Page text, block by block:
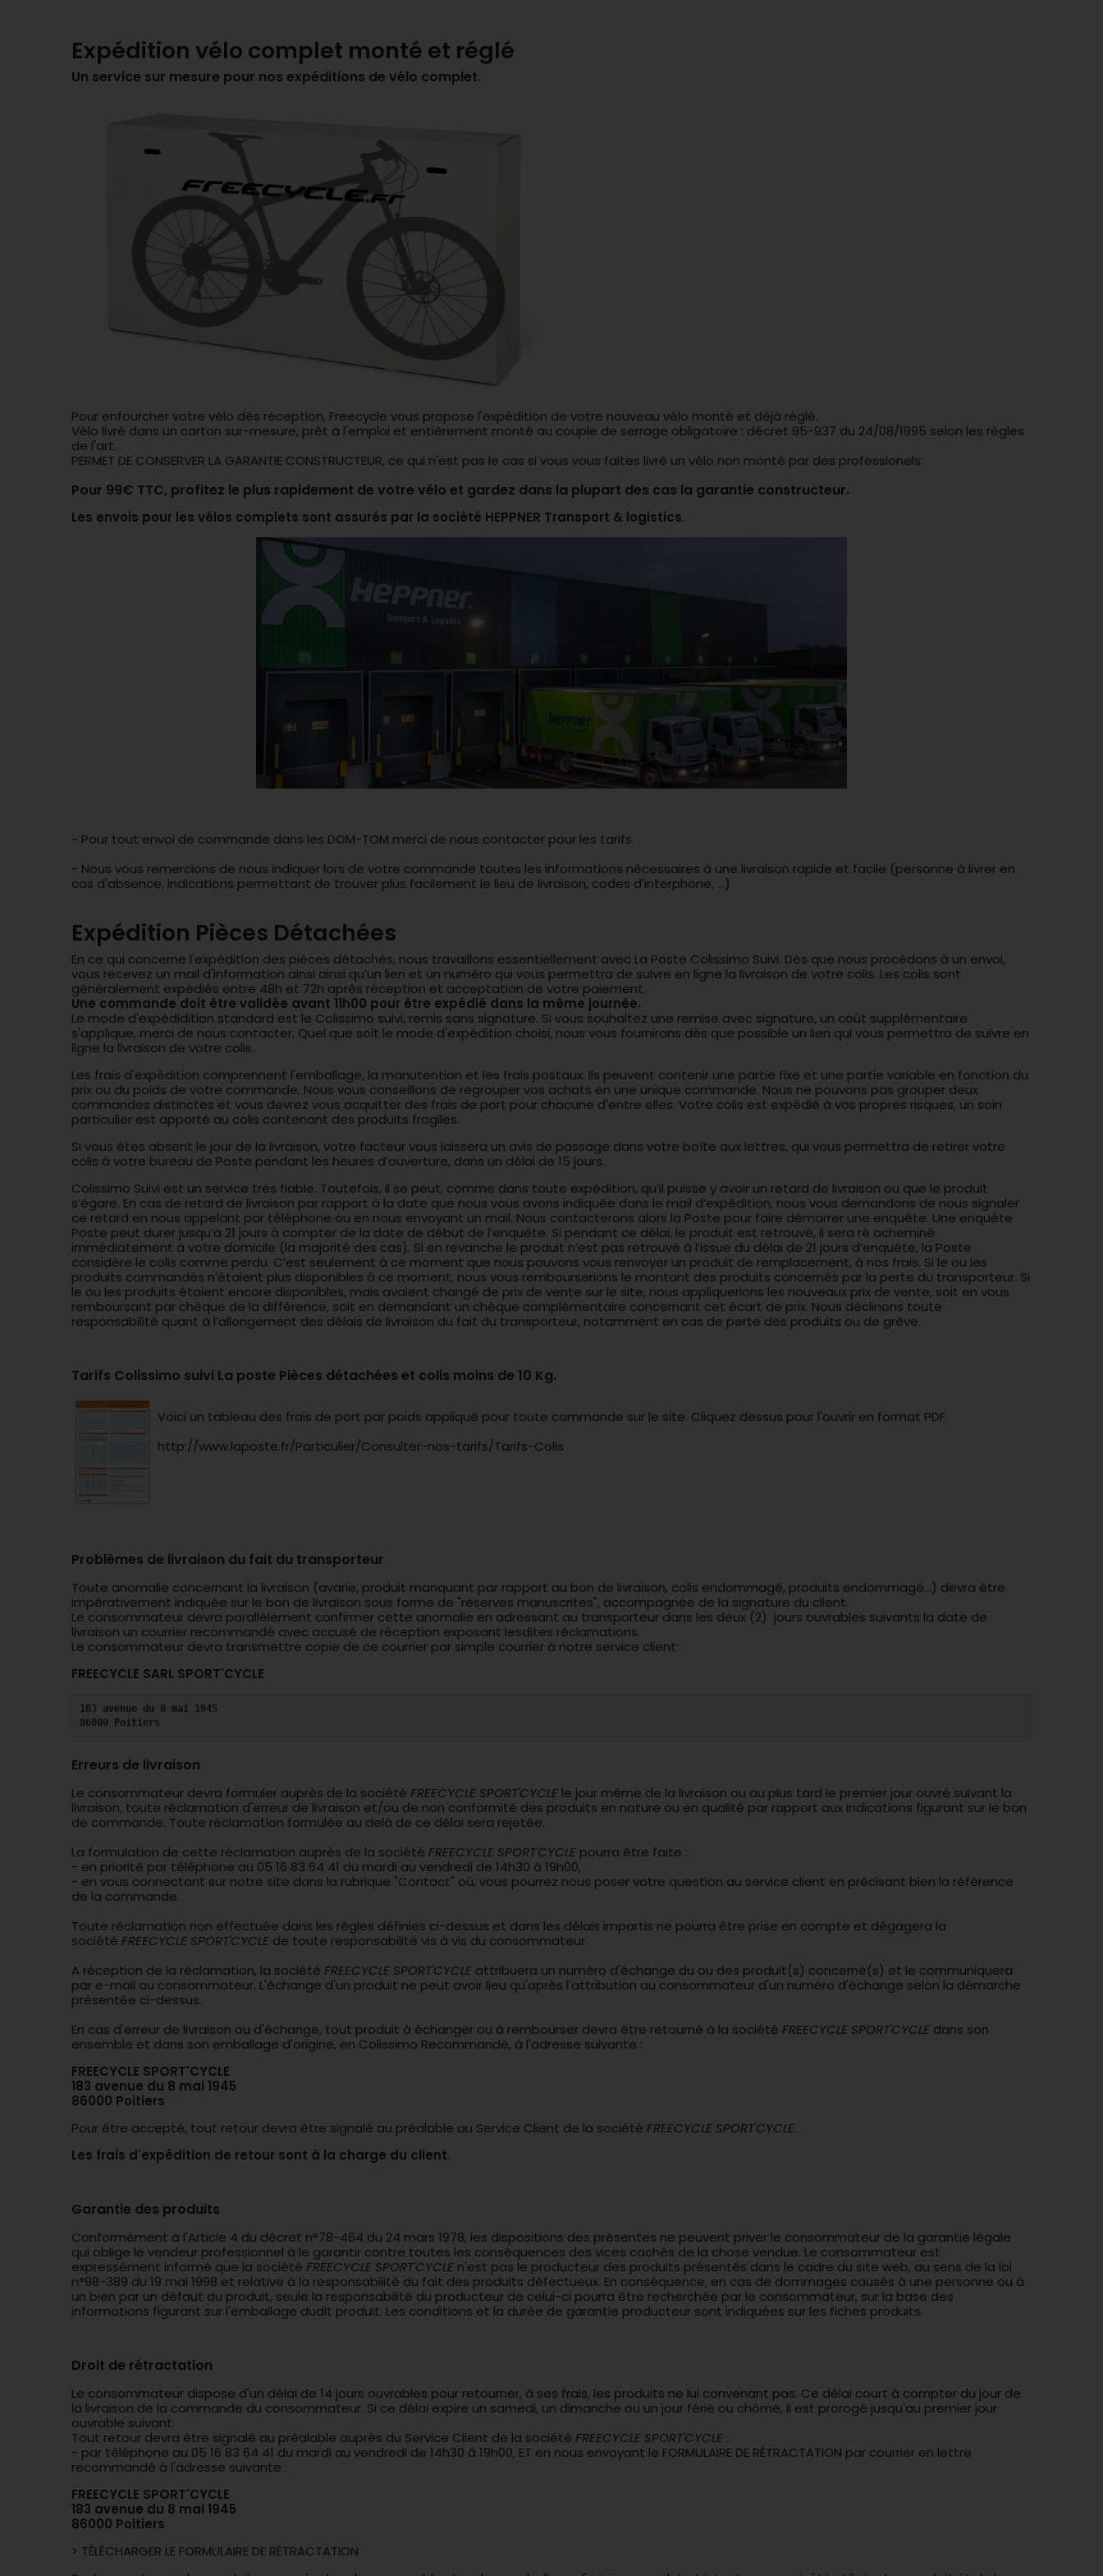
Expédition vélo complet monté et réglé
Un service sur mesure pour nos expéditions de vélo complet.
Pour enfourcher votre vélo dès réception, Freecycle vous propose l'expédition de votre nouveau vélo monté et déjà réglé.
Vélo livré dans un carton sur-mesure, prêt à l'emploi et entièrement monté au couple de serrage obligatoire : décret 95-937 du 24/08/1995 selon les règles
de l'art.
PERMET DE CONSERVER LA GARANTIE CONSTRUCTEUR, ce qui n'est pas le cas si vous vous faites livré un vélo non monté par des professionels.
Pour 99€ TTC, profitez le plus rapidement de votre vélo et gardez dans la plupart des cas la garantie constructeur.
Les envois pour les vélos complets sont assurés par la société HEPPNER Transport & logistics.
- Pour tout envoi de commande dans les DOM-TOM merci de nous contacter pour les tarifs.
- Nous vous remercions de nous indiquer lors de votre commande toutes les informations nécessaires à une livraison rapide et facile (personne à livrer en
cas d'absence, indications permettant de trouver plus facilement le lieu de livraison, codes d'interphone, ...)
Expédition Pièces Détachées
En ce qui concerne l'expédition des pièces détachés, nous travaillons essentiellement avec La Poste Colissimo Suivi. Dès que nous procédons à un envoi,
vous recevez un mail d'information ainsi ainsi qu’un lien et un numéro qui vous permettra de suivre en ligne la livraison de votre colis. Les colis sont
généralement expédiés entre 48h et 72h après réception et acceptation de votre paiement.
Une commande doit être validée avant 11h00 pour être expédié dans la même journée.
Le mode d'expédidition standard est le Colissimo suivi, remis sans signature. Si vous souhaitez une remise avec signature, un coût supplémentaire
s'applique, merci de nous contacter. Quel que soit le mode d'expédition choisi, nous vous fournirons dès que possible un lien qui vous permettra de suivre en
ligne la livraison de votre colis.
Les frais d'expédition comprennent l'emballage, la manutention et les frais postaux. Ils peuvent contenir une partie fixe et une partie variable en fonction du
prix ou du poids de votre commande. Nous vous conseillons de regrouper vos achats en une unique commande. Nous ne pouvons pas grouper deux
commandes distinctes et vous devrez vous acquitter des frais de port pour chacune d'entre elles. Votre colis est expédié à vos propres risques, un soin
particulier est apporté au colis contenant des produits fragiles.
Si vous êtes absent le jour de la livraison, votre facteur vous laissera un avis de passage dans votre boîte aux lettres, qui vous permettra de retirer votre
colis à votre bureau de Poste pendant les heures d’ouverture, dans un délai de 15 jours.
Colissimo Suivi est un service très fiable. Toutefois, il se peut, comme dans toute expédition, qu’il puisse y avoir un retard de livraison ou que le produit
s’égare. En cas de retard de livraison par rapport à la date que nous vous avons indiquée dans le mail d’expédition, nous vous demandons de nous signaler
ce retard en nous appelant par téléphone ou en nous envoyant un mail. Nous contacterons alors la Poste pour faire démarrer une enquête. Une enquête
Poste peut durer jusqu’à 21 jours à compter de la date de début de l’enquête. Si pendant ce délai, le produit est retrouvé, il sera ré acheminé
immédiatement à votre domicile (la majorité des cas). Si en revanche le produit n’est pas retrouvé à l’issue du délai de 21 jours d’enquête, la Poste
considère le colis comme perdu. C’est seulement à ce moment que nous pouvons vous renvoyer un produit de remplacement, à nos frais. Si le ou les
produits commandés n’étaient plus disponibles à ce moment, nous vous rembourserions le montant des produits concernés par la perte du transporteur. Si
le ou les produits étaient encore disponibles, mais avaient changé de prix de vente sur le site, nous appliquerions les nouveaux prix de vente, soit en vous
remboursant par chèque de la différence, soit en demandant un chèque complémentaire concernant cet écart de prix. Nous déclinons toute
responsabilité quant à l’allongement des délais de livraison du fait du transporteur, notamment en cas de perte des produits ou de grève.
Tarifs Colissimo suivi La poste Pièces détachées et colis moins de 10 Kg.
Voici un tableau des frais de port par poids appliqué pour toute commande sur le site. Cliquez dessus pour l'ouvrir en format PDF.
http://www.laposte.fr/Particulier/Consulter-nos-tarifs/Tarifs-Colis
Problèmes de livraison du fait du transporteur
Toute anomalie concernant la livraison (avarie, produit manquant par rapport au bon de livraison, colis endommagé, produits endommagé…) devra être
impérativement indiquée sur le bon de livraison sous forme de "réserves manuscrites", accompagnée de la signature du client.
Le consommateur devra parallèlement confirmer cette anomalie en adressant au transporteur dans les deux (2) jours ouvrables suivants la date de
livraison un courrier recommandé avec accusé de réception exposant lesdites réclamations.
Le consommateur devra transmettre copie de ce courrier par simple courrier à notre service client:
FREECYCLE SARL SPORT'CYCLE
183 avenue du 8 mai 1945
86000 Poitiers
Erreurs de livraison
Le consommateur devra formuler auprès de la société FREECYCLE SPORT'CYCLE le jour même de la livraison ou au plus tard le premier jour ouvré suivant la
livraison, toute réclamation d'erreur de livraison et/ou de non conformité des produits en nature ou en qualité par rapport aux indications figurant sur le bon
de commande. Toute réclamation formulée au delà de ce délai sera rejetée.
La formulation de cette réclamation auprès de la société FREECYCLE SPORT'CYCLE pourra être faite :
- en priorité par téléphone au 05 16 83 64 41 du mardi au vendredi de 14h30 à 19h00,
- en vous connectant sur notre site dans la rubrique "Contact" où, vous pourrez nous poser votre question au service client en précisant bien la référence
de la commande.
Toute réclamation non effectuée dans les règles définies ci-dessus et dans les délais impartis ne pourra être prise en compte et dégagera la
société FREECYCLE SPORT'CYCLE de toute responsabilité vis à vis du consommateur.
A réception de la réclamation, la société FREECYCLE SPORT'CYCLE attribuera un numéro d'échange du ou des produit(s) concerné(s) et le communiquera
par e-mail au consommateur. L'échange d'un produit ne peut avoir lieu qu'après l'attribution au consommateur d'un numéro d'échange selon la démarche
présentée ci-dessus.
En cas d'erreur de livraison ou d'échange, tout produit à échanger ou à rembourser devra être retourné à la société FREECYCLE SPORT'CYCLE dans son
ensemble et dans son emballage d'origine, en Colissimo Recommandé, à l'adresse suivante :
FREECYCLE SPORT'CYCLE
183 avenue du 8 mai 1945
86000 Poitiers
Pour être accepté, tout retour devra être signalé au préalable au Service Client de la société FREECYCLE SPORT'CYCLE.
Les frais d'expédition de retour sont à la charge du client.
Garantie des produits
Conformément à l'Article 4 du décret n°78-464 du 24 mars 1978, les dispositions des présentes ne peuvent priver le consommateur de la garantie légale
qui oblige le vendeur professionnel à le garantir contre toutes les conséquences des vices cachés de la chose vendue. Le consommateur est
expressément informé que la société FREECYCLE SPORT'CYCLE n'est pas le producteur des produits présentés dans le cadre du site web, au sens de la loi
n°98-389 du 19 mai 1998 et relative à la responsabilité du fait des produits défectueux. En conséquence, en cas de dommages causés à une personne ou à
un bien par un défaut du produit, seule la responsabilité du producteur de celui-ci pourra être recherchée par le consommateur, sur la base des
informations figurant sur l'emballage dudit produit. Les conditions et la durée de garantie producteur sont indiquées sur les fiches produits.
Droit de rétractation
Le consommateur dispose d'un délai de 14 jours ouvrables pour retourner, à ses frais, les produits ne lui convenant pas. Ce délai court à compter du jour de
la livraison de la commande du consommateur. Si ce délai expire un samedi, un dimanche ou un jour férié ou chômé, il est prorogé jusqu'au premier jour
ouvrable suivant.
Tout retour devra être signalé au préalable auprès du Service Client de la société FREECYCLE SPORT'CYCLE :
- par téléphone au 05 16 83 64 41 du mardi au vendredi de 14h30 à 19h00, ET en nous envoyant le FORMULAIRE DE RÉTRACTATION par courrier en lettre
recommandé à l'adresse suivante :
FREECYCLE SPORT'CYCLE
183 avenue du 8 mai 1945
86000 Poitiers
> TÉLÉCHARGER LE FORMULAIRE DE RÉTRACTATION